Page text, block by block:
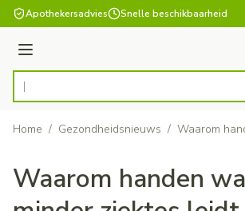
Ga naar de inhoud
Apothekersadvies Snelle beschikbaarheid
Menu
Product, merk, categorie...
Home / Gezondheidsnieuws / Waarom
Waarom handen